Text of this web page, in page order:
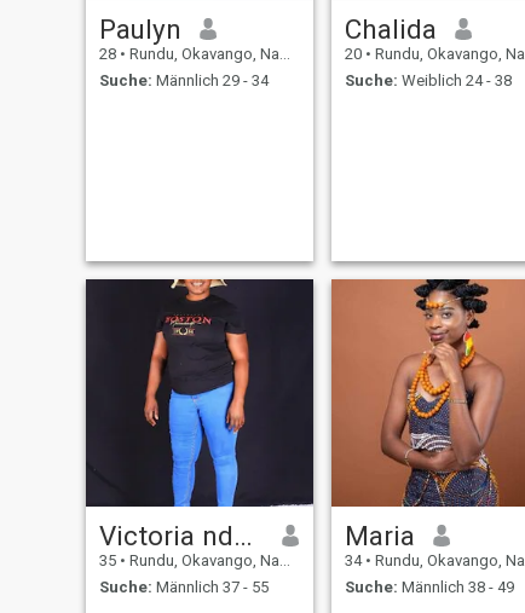
Paulyn
28 • Rundu, Okavango, Namibia
Suche: Männlich 29 - 34
Chalida
20 • Rundu, Okavango, Namibia
Suche: Weiblich 24 - 38
Victoria ndapwa
35 • Rundu, Okavango, Namibia
Suche: Männlich 37 - 55
Maria
34 • Rundu, Okavango, Namibia
Suche: Männlich 38 - 49